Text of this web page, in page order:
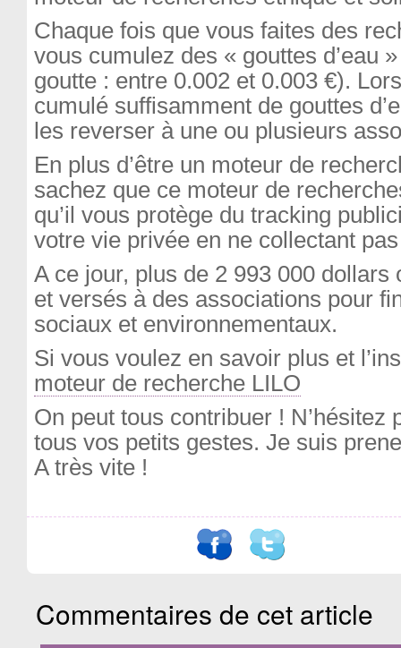
Chaque fois que vous faites des
vous cumulez des « gouttes d’eau
goutte : entre 0.002 et 0.003 €).
cumulé suffisamment de gouttes
les reverser à une ou plusieurs
En plus d’être un moteur de
sachez que ce moteur de
qu’il vous protège du tracking
votre vie privée en ne collectant
A ce jour, plus de 2 993 000 dollars
et versés à des associations pour
sociaux et environnementaux.
Si vous voulez en savoir plus et
moteur de recherche LILO
On peut tous contribuer ! N’hésitez
tous vos petits gestes. Je suis
A très vite !
Commentaires de cet article